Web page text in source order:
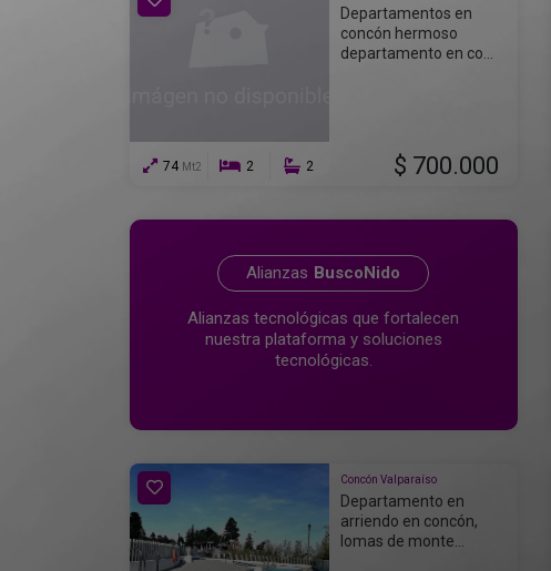
Departamentos en
concón hermoso
departamento en co...
74 Mt2 2 2 $ 700.000
Alianzas BuscoNido
Alianzas tecnológicas que fortalecen
nuestra plataforma y soluciones
tecnológicas.
Concón Valparaíso
Departamento en
arriendo en concón,
lomas de monte...